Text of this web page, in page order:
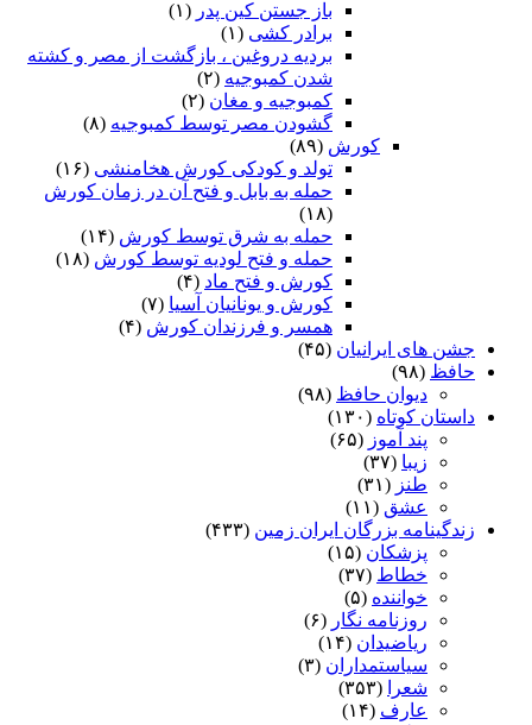
باز جستن کین پدر (۱)
برادر کشی (۱)
بردیه دروغین ، بازگشت از مصر و کشته
شدن کمبوجیه (۲)
کمبوجیه و مغان (۲)
گشودن مصر توسط کمبوجیه (۸)
کورش (۸۹)
تولد و کودکی کورش هخامنشی (۱۶)
حمله به بابل و فتح آن در زمان کورش
(۱۸)
حمله به شرق توسط کورش (۱۴)
حمله و فتح لودیه توسط کورش (۱۸)
کورش و فتح ماد (۴)
کورش و یونانیان آسیا (۷)
همسر و فرزندان کورش (۴)
جشن های ایرانیان (۴۵)
حافظ (۹۸)
دیوان حافظ (۹۸)
داستان کوتاه (۱۳۰)
پند آموز (۶۵)
زیبا (۳۷)
طنز (۳۱)
عشق (۱۱)
زندگینامه بزرگان ایران زمین (۴۳۳)
پزشکان (۱۵)
خطاط (۳۷)
خواننده (۵)
روزنامه نگار (۶)
ریاضیدان (۱۴)
سیاستمداران (۳)
شعرا
(۳۵۳)
عارف (۱۴)